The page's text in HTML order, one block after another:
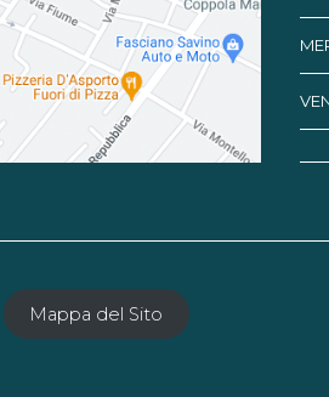
Mappa del Sito